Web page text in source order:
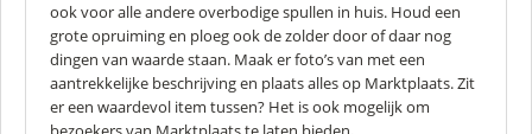
ook voor alle andere overbodige spullen in huis. Houd een
grote opruiming en ploeg ook de zolder door of daar nog
dingen van waarde staan. Maak er foto’s van met een
aantrekkelijke beschrijving en plaats alles op Marktplaats. Zit
er een waardevol item tussen? Het is ook mogelijk om